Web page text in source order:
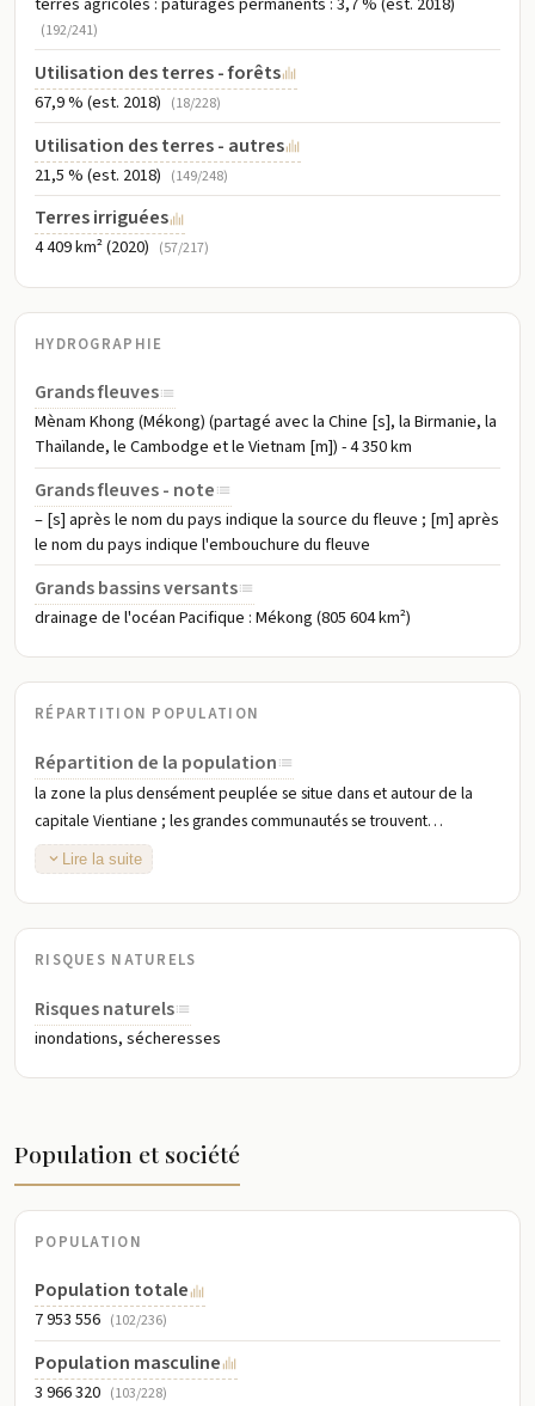
(192/241)
Utilisation des terres - forêts
67,9 % (est. 2018) (18/228)
Utilisation des terres - autres
21,5 % (est. 2018) (149/248)
Terres irriguées
4 409 km² (2020) (57/217)
HYDROGRAPHIE
Grands fleuves
Mènam Khong (Mékong) (partagé avec la Chine [s], la Birmanie, la
Thaïlande, le Cambodge et le Vietnam [m]) - 4 350 km
Grands fleuves - note
– [s] après le nom du pays indique la source du fleuve ; [m] après
le nom du pays indique l'embouchure du fleuve
Grands bassins versants
drainage de l'océan Pacifique : Mékong (805 604 km²)
RÉPARTITION POPULATION
Répartition de la population
la zone la plus densément peuplée se situe dans et autour de la
capitale Vientiane ; les grandes communautés se trouvent
principalement le long du fleuve Mékong, le long de la frontière
sud-ouest ; la densité globale est considérée comme l'une des plus
faibles d'Asie du Sud-Est
Lire la suite
RISQUES NATURELS
Risques naturels
inondations, sécheresses
Population et société
POPULATION
Population totale
7 953 556 (102/236)
Population masculine
3 966 320 (103/228)